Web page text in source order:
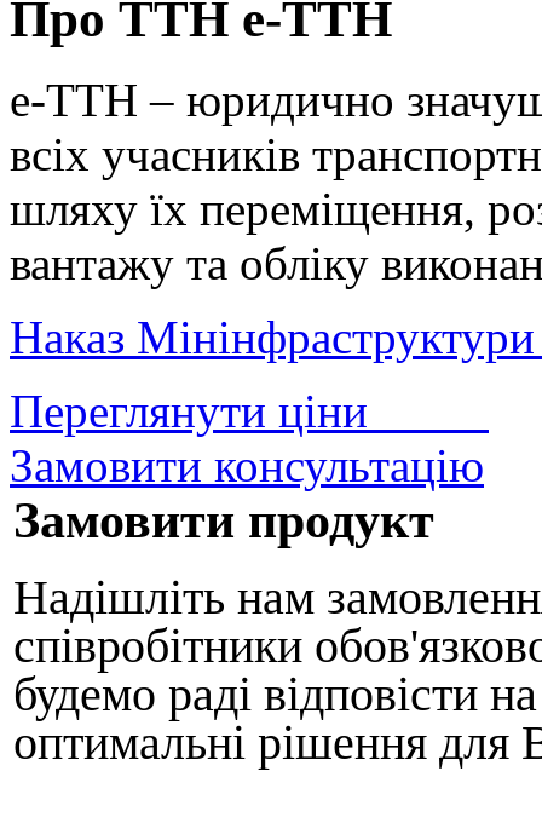
Про ТТН е-ТТН
е-ТТН – юридично
всіх учасників
шляху їх переміщення,
вантажу та обліку
Наказ
Переглянути ціни
Замовити консультацію
Замовити продукт
Надішліть нам
співробітники
будемо раді відповісти
оптимальні рішення для